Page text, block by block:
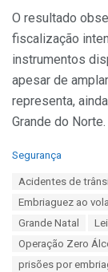
O resultado
fiscalização
instrumentos
apesar de
representa,
Grande do Norte.
C
Segurança
Acidentes de
Embriaguez ao
Grande Natal
Operação Zero
prisões por